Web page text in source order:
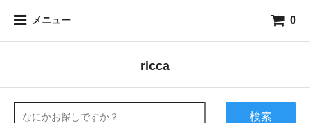
メニュー 0
ricca
検索